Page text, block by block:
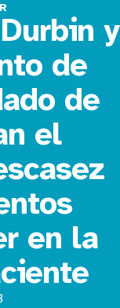
y
de
de
el
en la